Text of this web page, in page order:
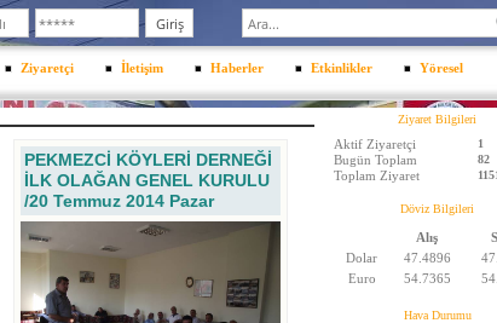
Ziyaretçi İletişim Haberler Etkinlikler Yöresel
PEKMEZCİ KÖYLERİ DERNEĞİ
İLK OLAĞAN GENEL KURULU
/20 Temmuz 2014 Pazar
Ziyaret Bilgileri
Aktif Ziyaretçi 1
Bugün Toplam 82
Toplam Ziyaret
Döviz Bilgileri
Alış
Dolar
47.4896
Euro
54.7365
Hava Durumu